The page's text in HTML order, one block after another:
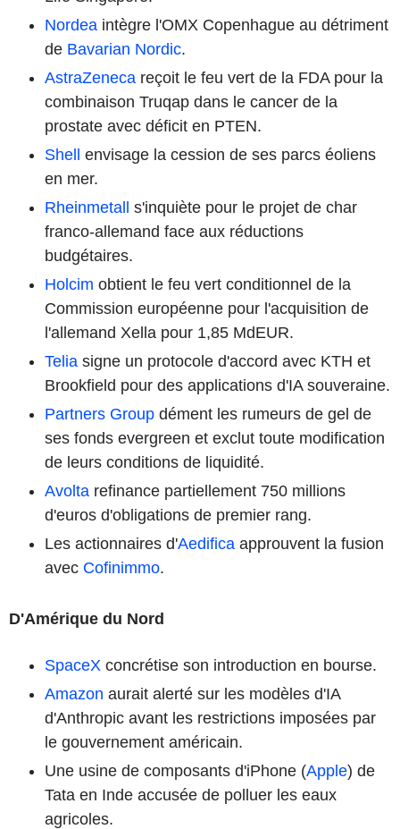
Nordea intègre l'OMX Copenhague au détriment
de Bavarian Nordic.
AstraZeneca reçoit le feu vert de la FDA pour la
combinaison Truqap dans le cancer de la
prostate avec déficit en PTEN.
Shell envisage la cession de ses parcs éoliens
en mer.
Rheinmetall s'inquiète pour le projet de char
franco-allemand face aux réductions
budgétaires.
Holcim obtient le feu vert conditionnel de la
Commission européenne pour l'acquisition de
l'allemand Xella pour 1,85 MdEUR.
Telia signe un protocole d'accord avec KTH et
Brookfield pour des applications d'IA souveraine.
Partners Group dément les rumeurs de gel de
ses fonds evergreen et exclut toute modification
de leurs conditions de liquidité.
Avolta refinance partiellement 750 millions
d'euros d'obligations de premier rang.
Les actionnaires d'Aedifica approuvent la fusion
avec Cofinimmo.
D'Amérique du Nord
SpaceX concrétise son introduction en bourse.
Amazon aurait alerté sur les modèles d'IA
d'Anthropic avant les restrictions imposées par
le gouvernement américain.
Une usine de composants d'iPhone (Apple) de
Tata en Inde accusée de polluer les eaux
agricoles.